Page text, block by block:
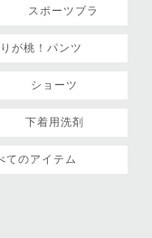
スポーツブラ
が桃！パンツ
ショーツ
下着用洗剤
てのアイテム